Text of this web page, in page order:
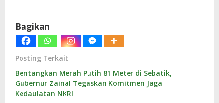
Bagikan
Posting Terkait
Bentangkan Merah Putih 81 Meter di Sebatik,
Gubernur Zainal Tegaskan Komitmen Jaga
Kedaulatan NKRI